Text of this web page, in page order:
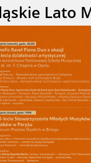
Lato